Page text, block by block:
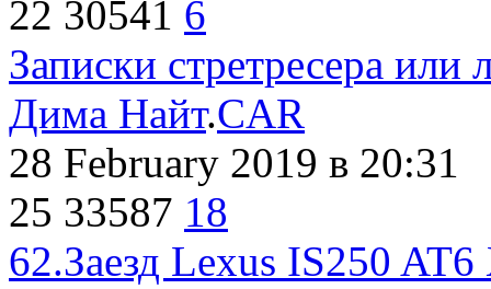
22 30541 6
Записки стретресера или
Дима Найт.CAR
28 February 2019 в 20:31
25 33587 18
62.Заезд Lexus IS250